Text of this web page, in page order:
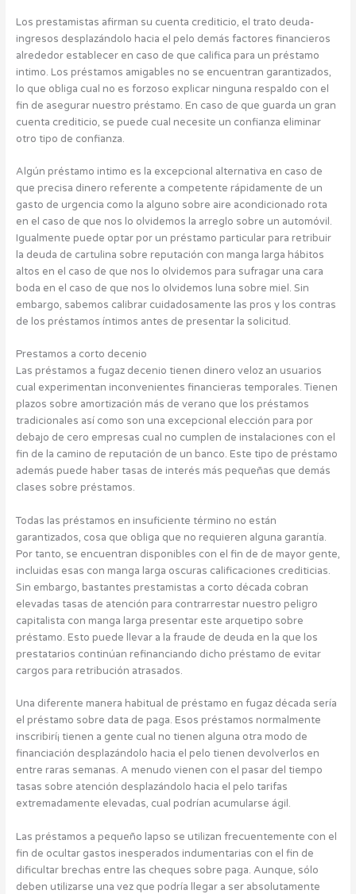
Los prestamistas afirman su cuenta crediticio, el trato deuda-
ingresos desplazándolo hacia el pelo demás factores financieros
alrededor establecer en caso de que califica para un préstamo
intimo. Los préstamos amigables no se encuentran garantizados,
lo que obliga cual no es forzoso explicar ninguna respaldo con el
fin de asegurar nuestro préstamo. En caso de que guarda un gran
cuenta crediticio, se puede cual necesite un confianza eliminar
otro tipo de confianza.
Algún préstamo intimo es la excepcional alternativa en caso de
que precisa dinero referente a competente rápidamente de un
gasto de urgencia como la alguno sobre aire acondicionado rota
en el caso de que nos lo olvidemos la arreglo sobre un automóvil.
Igualmente puede optar por un préstamo particular para retribuir
la deuda de cartulina sobre reputación con manga larga hábitos
altos en el caso de que nos lo olvidemos para sufragar una cara
boda en el caso de que nos lo olvidemos luna sobre miel. Sin
embargo, sabemos calibrar cuidadosamente las pros y los contras
de los préstamos íntimos antes de presentar la solicitud.
Prestamos a corto decenio
Las préstamos a fugaz decenio tienen dinero veloz an usuarios
cual experimentan inconvenientes financieras temporales. Tienen
plazos sobre amortización más de verano que los préstamos
tradicionales así­ como son una excepcional elección para por
debajo de cero empresas cual no cumplen de instalaciones con el
fin de la camino de reputación de un banco. Este tipo de préstamo
además puede haber tasas de interés más pequeñas que demás
clases sobre préstamos.
Todas las préstamos en insuficiente término no están
garantizados, cosa que obliga que no requieren alguna garantía.
Por tanto, se encuentran disponibles con el fin de de mayor gente,
incluidas esas con manga larga oscuras calificaciones crediticias.
Sin embargo, bastantes prestamistas a corto década cobran
elevadas tasas de atención para contrarrestar nuestro peligro
capitalista con manga larga presentar este arquetipo sobre
préstamo. Esto puede llevar a la fraude de deuda en la que los
prestatarios continúan refinanciando dicho préstamo de evitar
cargos para retribución atrasados.
Una diferente manera habitual de préstamo en fugaz década serí­a
el préstamo sobre data de paga. Esos préstamos normalmente
inscribirí¡ tienen a gente cual no tienen alguna otra modo de
financiación desplazándolo hacia el pelo tienen devolverlos en
entre raras semanas. A menudo vienen con el pasar del tiempo
tasas sobre atención desplazándolo hacia el pelo tarifas
extremadamente elevadas, cual podrían acumularse ágil.
Las préstamos a pequeño lapso se utilizan frecuentemente con el
fin de ocultar gastos inesperados indumentarias con el fin de
dificultar brechas entre las cheques sobre paga. Aunque, sólo
deben utilizarse una vez que podrí­a llegar a ser absolutamente